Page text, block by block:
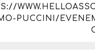
PUCCINI/